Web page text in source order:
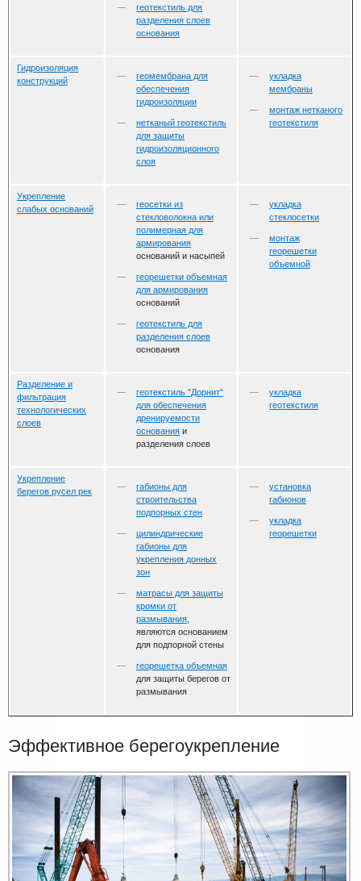
геотекстиль для
разделения слоев
основания
Гидроизоляция
конструкций
геомембрана для
обеспечения
гидроизоляции
нетканый геотекстиль
для защиты
гидроизоляционного
слоя
укладка
мембраны
монтаж нетканого
геотекстиля
Укрепление
слабых оснований
геосетки из
стекловолокна или
полимерная для
армирования
оснований и насыпей
георешетки объемная
для армирования
оснований
геотекстиль для
разделения слоев
основания
укладка
стеклосетки
монтаж
георешетки
объемной
Разделение и
фильтрация
технологических
слоев
геотекстиль "Дорнит"
для обеспечения
дренируемости
основания и
разделения слоев
укладка
геотекстиля
Укрепление
берегов русел рек
габионы для
строительства
подпорных стен
цилиндрические
габионы для
укрепления донных
зон
матрасы для защиты
кромки от
размывания
являются основанием
для подпорной стены
георешетка объемная
для защиты берегов от
размывания
установка
габионов
укладка
георешетки
Эффективное берегоукрепление